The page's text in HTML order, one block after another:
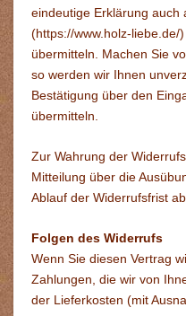
eindeutige Erklärung auch
(https://www.holz-liebe.de/
übermitteln. Machen Sie
so werden wir Ihnen
Bestätigung über den
übermitteln.
Zur Wahrung der
Mitteilung über die
Ablauf der Widerrufsfrist
Folgen des Widerrufs
Wenn Sie diesen Vertrag
Zahlungen, die wir von
der Lieferkosten (mit